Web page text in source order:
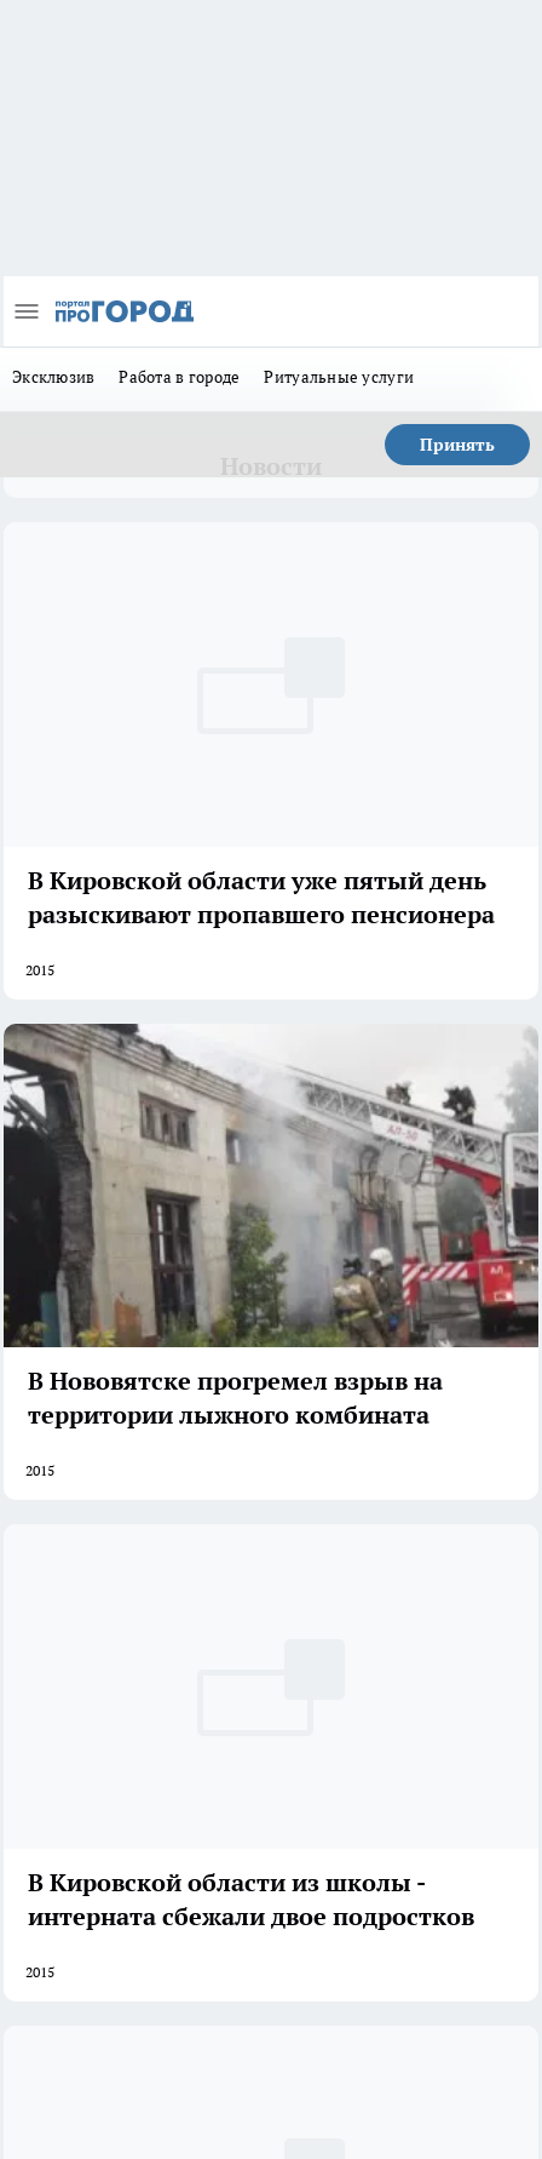
Эксклюзив Работа в городе Ритуальные услуги
Принять
В Кировской области уже пятый день
разыскивают пропавшего пенсионера
2015
В Нововятске прогремел взрыв на
территории лыжного комбината
2015
В Кировской области из школы -
интерната сбежали двое подростков
2015